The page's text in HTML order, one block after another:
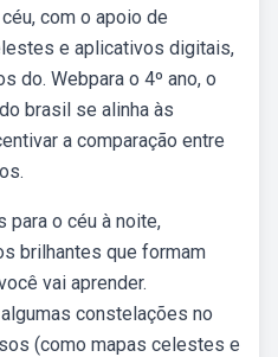
com o apoio de
e aplicativos digitais,
do. Webpara o 4º ano, o
brasil se alinha às
a comparação entre
para o céu à noite,
brilhantes que formam
vai aprender.
constelações no
(como mapas celestes e